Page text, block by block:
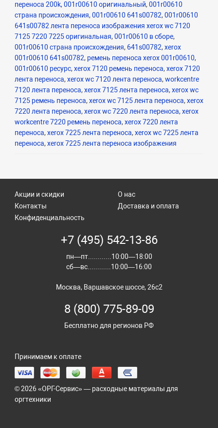
переноса 200k, 001r00610 оригинальный, 001r00610
страна происхождения, 001r00610 641s00782, 001r00610
641s00782 лента переноса изображения xerox wc 7120
7125 7220 7225 оригинальная, 001r00610 в сборе,
001r00610 страна происхождения, 641s00782, xerox
001r00610 641s00782, ремень переноса xerox 001r00610,
001r00610 ресурс, xerox 7120 ремень переноса, xerox 7120
лента переноса, xerox wc 7120 лента переноса, workcentre
7120 лента переноса, xerox 7125 лента переноса, xerox wc
7125 ремень переноса, xerox wc 7125 лента переноса, xerox
7220 лента переноса, xerox wc 7220 лента переноса, xerox
workcentre 7220 ремень переноса, xerox 7220 лента
переноса, xerox 7225 лента переноса, xerox wc 7225 лента
переноса, xerox 7225 лента переноса изображения
Акции и скидки
Контакты
О нас
Доставка и оплата
Конфиденциальность
+7 (495) 542-13-86
пн—пт............10:00—18:00
сб—вс............10:00—16:00
Москва, Варшавское шоссе, 26с2
8 (800) 775-89-09
Бесплатно для регионов РФ
Принимаем к оплате
© 2026 «ОРГ-Сервис» — расходные материалы для
оргтехники